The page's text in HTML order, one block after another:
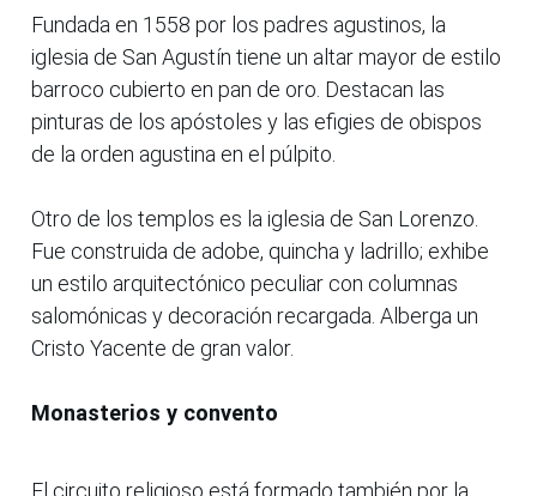
Fundada en 1558 por los padres agustinos, la
iglesia de San Agustín tiene un altar mayor de estilo
barroco cubierto en pan de oro. Destacan las
pinturas de los apóstoles y las efigies de obispos
de la orden agustina en el púlpito.
Otro de los templos es la iglesia de San Lorenzo.
Fue construida de adobe, quincha y ladrillo; exhibe
un estilo arquitectónico peculiar con columnas
salomónicas y decoración recargada. Alberga un
Cristo Yacente de gran valor.
Monasterios y convento